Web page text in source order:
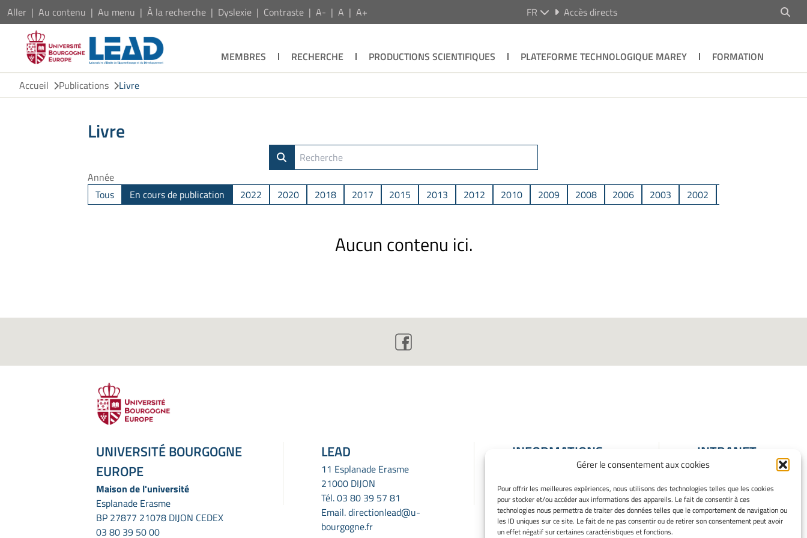
Gérer le consentement aux cookies
Pour offrir les meilleures expériences, nous utilisons des technologies telles que les cookies
pour stocker et/ou accéder aux informations des appareils. Le fait de consentir à ces
technologies nous permettra de traiter des données telles que le comportement de navigation ou
les ID uniques sur ce site. Le fait de ne pas consentir ou de retirer son consentement peut avoir
un effet négatif sur certaines caractéristiques et fonctions.
Aller Au contenu Au menu À la recherche Dyslexie Contraste A- A A+ FR Accès directs
MEMBRES RECHERCHE PRODUCTIONS SCIENTIFIQUES PLATEFORME TECHNOLOGIQUE MAREY
FORMATION
Accueil
Publications Livre
Livre
Année
Tous
En cours de publication 2022 2020 2018 2017 2015 2013 2012 2010 2009 2008 2006 2003 2002
Aucun contenu ici.
UNIVERSITÉ BOURGOGNE
EUROPE
Maison de l'université
Esplanade Erasme
BP 27877 21078 DIJON CEDEX
03 80 39 50 00
LEAD
11 Esplanade Erasme
21000 DIJON
Tél.03 80 39 57 81
Email.directionlead@u-
bourgogne.fr
INFORMATIONS
Mentions Légales
Gérer mes cookies
Politique de cookies
Déclaration de
INTRANET